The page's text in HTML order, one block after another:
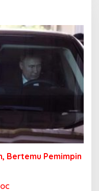
Bertemu Pemimpin